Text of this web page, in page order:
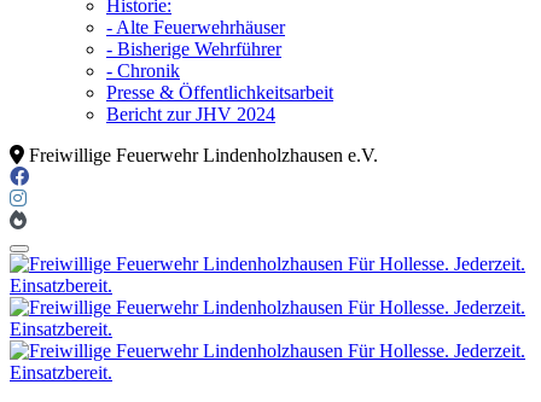
Historie:
- Alte Feuerwehrhäuser
- Bisherige Wehrführer
- Chronik
Presse & Öffentlichkeitsarbeit
Bericht zur JHV 2024
Freiwillige Feuerwehr Lindenholzhausen e.V.